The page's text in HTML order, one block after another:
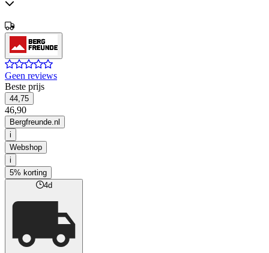
Geen reviews
Beste prijs
44,75
46,90
Bergfreunde.nl
i
Webshop
i
5% korting
4d